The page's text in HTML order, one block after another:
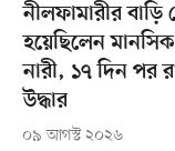
নীলফামারীর বাড়ি
হয়েছিলেন
নারী, ১৭ দিন পর
উদ্ধার
০৯ আগস্ট ২০২৬